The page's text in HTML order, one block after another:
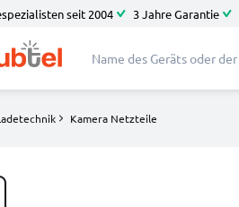
seit 2004 3 Jahre Garantie
Kamera Netzteile